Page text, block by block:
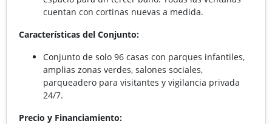
cuentan con cortinas nuevas a medida.
Características del Conjunto:
Conjunto de solo 96 casas con parques infantiles,
amplias zonas verdes, salones sociales,
parqueadero para visitantes y vigilancia privada
24/7.
Precio y Financiamiento: